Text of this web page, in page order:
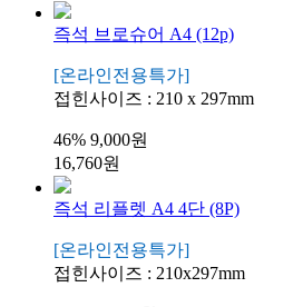
즉석 브로슈어 A4 (12p)
[온라인전용특가]
접힌사이즈 : 210 x 297mm
46% 9,000원
16,760원
즉석 리플렛 A4 4단 (8P)
[온라인전용특가]
접힌사이즈 : 210x297mm